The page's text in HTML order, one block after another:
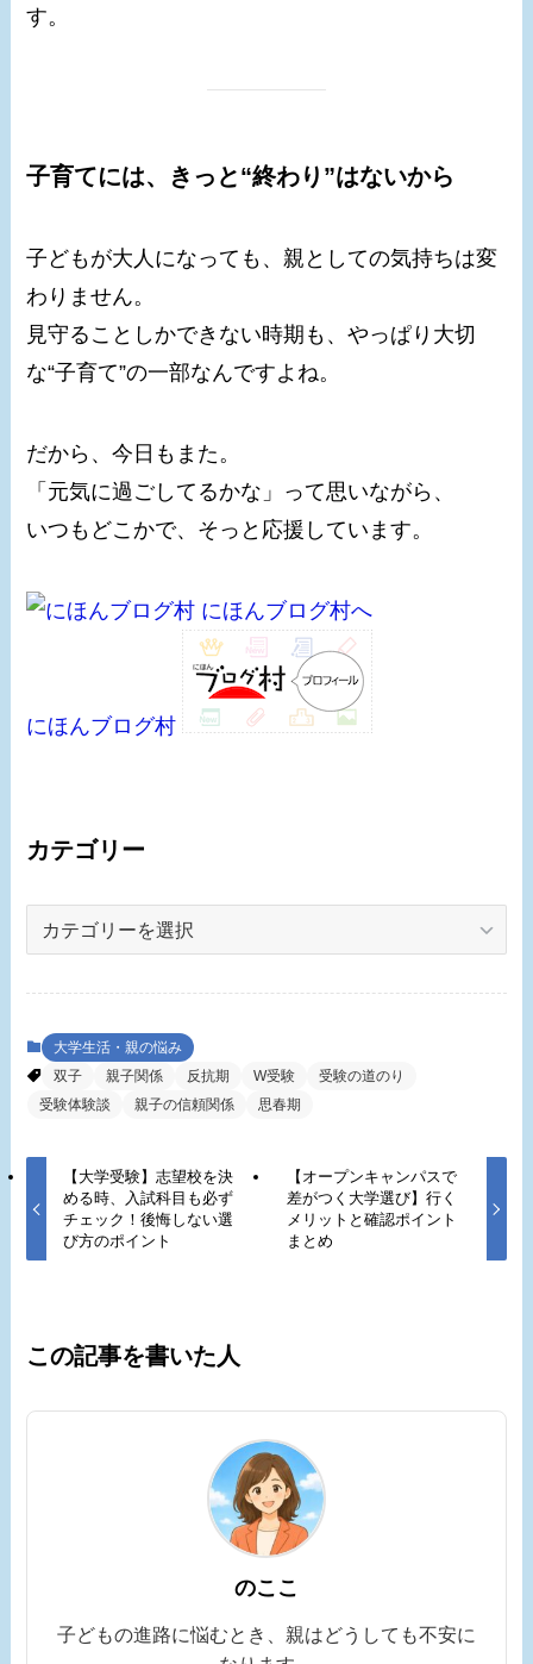
す。
子育てには、きっと“終わり”はないから
子どもが大人になっても、親としての気持ちは変
わりません。
見守ることしかできない時期も、やっぱり大切
な“子育て”の一部なんですよね。
だから、今日もまた。
「元気に過ごしてるかな」って思いながら、
いつもどこかで、そっと応援しています。
にほんブログ村
カテゴリー
ー
大学生活・親の悩み
双子
親子関係 反抗期 W受験
受験の道のり
受験体験談
親子の信頼関係 思春期
【大学受験】志望校を決
める時、入試科目も必ず
チェック！後悔しない選
び方のポイント
【オープンキャンパスで
差がつく大学選び】行く
メリットと確認ポイント
まとめ
この記事を書いた人
のここ
子どもの進路に悩むとき、親はどうしても不安に